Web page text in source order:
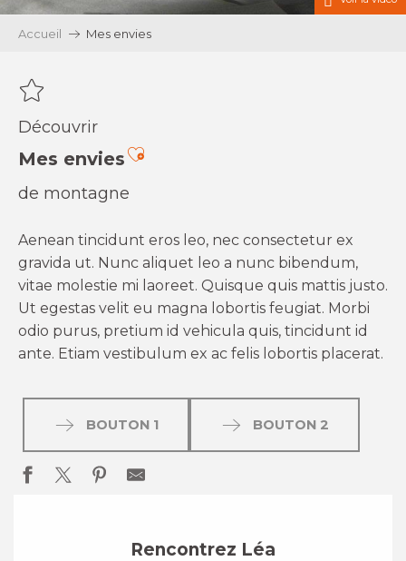
Accueil Mes envies
Découvrir
Mes enviesAjouter aux favoris
de montagne
Aenean tincidunt eros leo, nec consectetur ex
gravida ut. Nunc aliquet leo a nunc bibendum,
vitae molestie mi laoreet. Quisque quis mattis justo.
Ut egestas velit eu magna lobortis feugiat. Morbi
odio purus, pretium id vehicula quis, tincidunt id
ante. Etiam vestibulum ex ac felis lobortis placerat.
BOUTON 1 BOUTON 2
Rencontrez Léa